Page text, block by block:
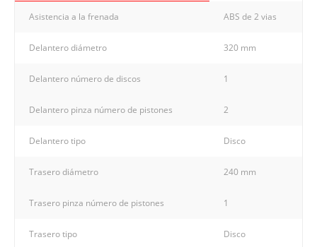
Asistencia a la frenada ABS de 2 vias
Delantero diámetro 320 mm
Delantero número de discos 1
Delantero pinza número de pistones 2
Delantero tipo Disco
Trasero diámetro 240 mm
Trasero pinza número de pistones 1
Trasero tipo Disco